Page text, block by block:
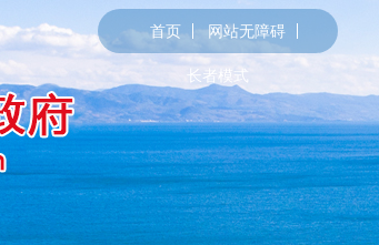
首页 网站无障碍
长者模式